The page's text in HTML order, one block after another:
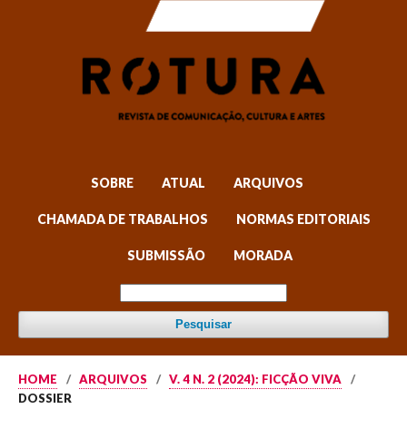
SOBRE ATUAL ARQUIVOS
CHAMADA DE TRABALHOS NORMAS EDITORIAIS
SUBMISSÃO MORADA
Pesquisar
HOME / ARQUIVOS / V. 4 N. 2 (2024): FICÇÃO VIVA
/
DOSSIER